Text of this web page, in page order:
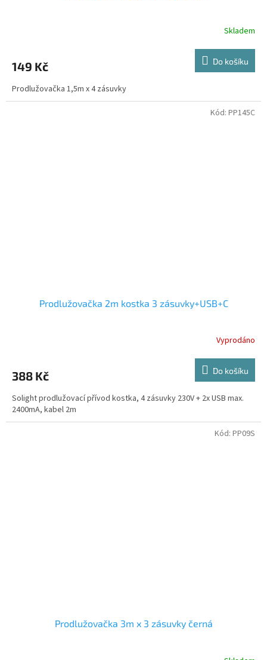
Skladem
149 Kč Do košíku
Prodlužovačka 1,5m x 4 zásuvky
Prodlužovačka 2m kostka 3 zásuvky+USB+C
Vyprodáno
388 Kč Do košíku
Solight prodlužovací přívod kostka, 4 zásuvky 230V + 2x USB max.
2400mA, kabel 2m
Kód: PP145C
Prodlužovačka 3m x 3 zásuvky černá
Kód: PP09S